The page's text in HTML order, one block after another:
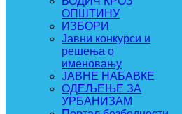
ОПШТИНУ
ИЗБОРИ
Јавни конкурси и
решења о
именовању
ЈАВНЕ НАБАВКЕ
ОДЕЉЕЊЕ ЗА
УРБАНИЗАМ